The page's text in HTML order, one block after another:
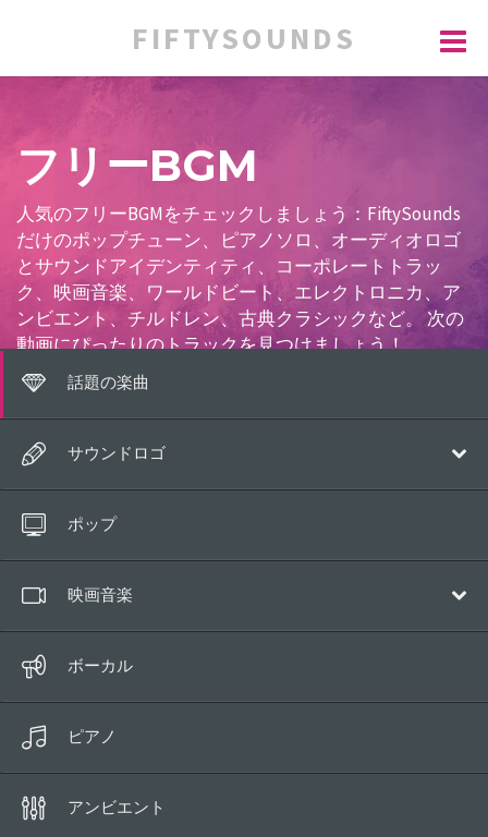
FIFTYSOUNDS
フリーBGM
人気のフリーBGMをチェックしましょう：FiftySounds
だけのポップチューン、ピアノソロ、オーディオロゴ
とサウンドアイデンティティ、コーポレートトラッ
ク、映画音楽、ワールドビート、エレクトロニカ、ア
ンビエント、チルドレン、古典クラシックなど。 次の
動画にぴったりのトラックを見つけましょう！
話題の楽曲
サウンドロゴ
すべてのトラック
10秒以下
ポップ
映画音楽
サウンドトラック
壮大／アドベンチャー
コメディ
ボーカル
ピアノ
アンビエント